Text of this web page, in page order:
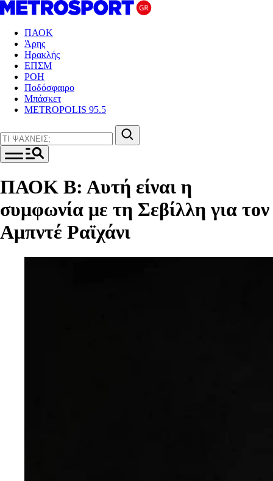
ΠΑΟΚ
Άρης
Ηρακλής
ΕΠΣΜ
ΡΟΗ
Ποδόσφαιρο
Μπάσκετ
METROPOLIS 95.5
ΠΑΟΚ Β: Αυτή είναι η
συμφωνία με τη Σεβίλλη για τον
Αμπντέ Ραϊχάνι